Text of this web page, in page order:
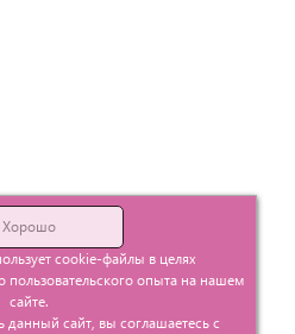
Хорошо
cookie-файлы в целях
пользовательского опыта на нашем
сайте.
данный сайт, вы соглашаетесь с